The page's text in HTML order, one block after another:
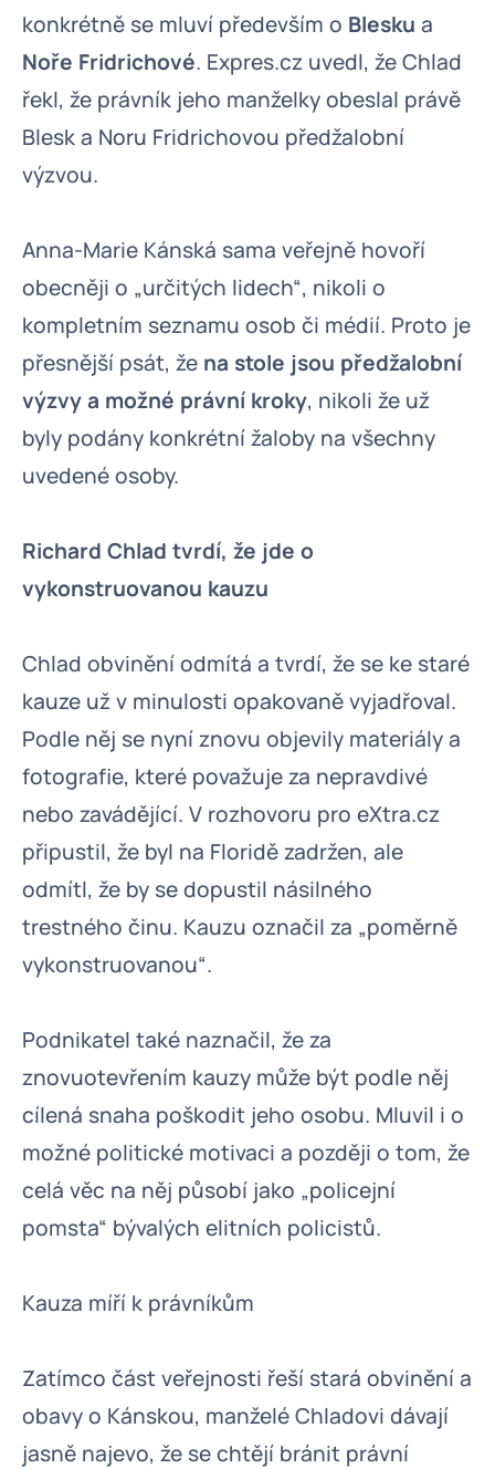
konkrétně se mluví především o Blesku a
Noře Fridrichové. Expres.cz uvedl, že Chlad
řekl, že právník jeho manželky obeslal právě
Blesk a Noru Fridrichovou předžalobní
výzvou.
Anna-Marie Kánská sama veřejně hovoří
obecněji o „určitých lidech“, nikoli o
kompletním seznamu osob či médií. Proto je
přesnější psát, že na stole jsou předžalobní
výzvy a možné právní kroky, nikoli že už
byly podány konkrétní žaloby na všechny
uvedené osoby.
Richard Chlad tvrdí, že jde o
vykonstruovanou kauzu
Chlad obvinění odmítá a tvrdí, že se ke staré
kauze už v minulosti opakovaně vyjadřoval.
Podle něj se nyní znovu objevily materiály a
fotografie, které považuje za nepravdivé
nebo zavádějící. V rozhovoru pro eXtra.cz
připustil, že byl na Floridě zadržen, ale
odmítl, že by se dopustil násilného
trestného činu. Kauzu označil za „poměrně
vykonstruovanou“.
Podnikatel také naznačil, že za
znovuotevřením kauzy může být podle něj
cílená snaha poškodit jeho osobu. Mluvil i o
možné politické motivaci a později o tom, že
celá věc na něj působí jako „policejní
pomsta“ bývalých elitních policistů.
Kauza míří k právníkům
Zatímco část veřejnosti řeší stará obvinění a
obavy o Kánskou, manželé Chladovi dávají
jasně najevo, že se chtějí bránit právní